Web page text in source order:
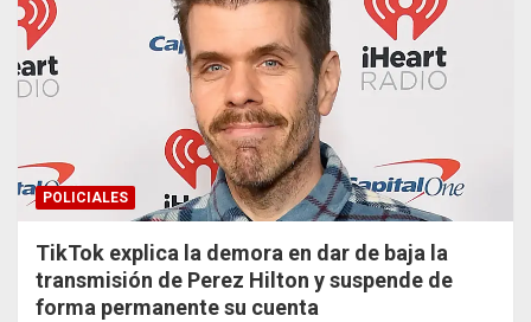
POLICIALES
TikTok explica la demora en dar de baja la
transmisión de Perez Hilton y suspende de
forma permanente su cuenta